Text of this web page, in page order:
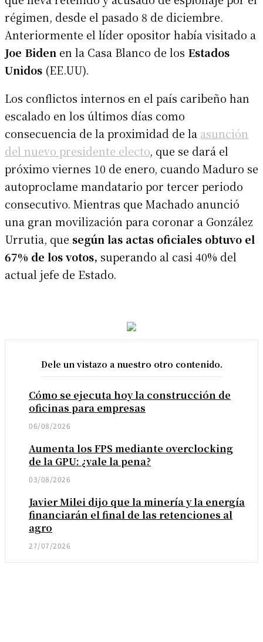
régimen, desde el pasado 8 de diciembre.
Anteriormente el líder opositor había visitado a
Joe Biden en la Casa Blanco de los Estados
Unidos (EE.UU).
Los conflictos internos en el país caribeño han
escalado en los últimos días como
consecuencia de la proximidad de la asunción
del nuevo presidente electo, que se dará el
próximo viernes 10 de enero, cuando Maduro se
autoproclame mandatario por tercer periodo
consecutivo. Mientras que Machado anunció
una gran movilización para coronar a González
Urrutia, que según las actas oficiales obtuvo el
67% de los votos, superando al casi 40% del
actual jefe de Estado.
Dele un vistazo a nuestro otro contenido.
Cómo se ejecuta hoy la construcción de
oficinas para empresas
06/08/2026
Aumenta los FPS mediante overclocking
de la GPU: ¿vale la pena?
03/08/2026
Javier Milei dijo que la minería y la energía
financiarán el final de las retenciones al
agro
27/07/2026